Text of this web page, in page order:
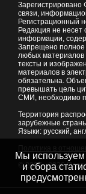
связи,
Регистрационный
Редакция не несет
информации,
Запрещено полное
любых материалов
тексты и
материалов в
обязательна.
превышать цель
СМИ, необходимо
Территория
зарубежные
Языки: русский,
© 2007 - 2026
Мы используем
и сбора